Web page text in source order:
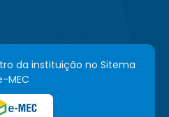
da instituição no Sitema
MEC